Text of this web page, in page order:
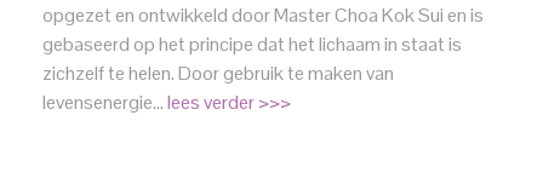
opgezet en ontwikkeld door Master Choa Kok Sui en is
gebaseerd op het principe dat het lichaam in staat is
zichzelf te helen. Door gebruik te maken van
levensenergie…lees verder >>>